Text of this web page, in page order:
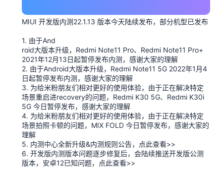
MIUI 开发版内测22.1.13 版本今天陆续发布，部分机型已发布
1. 由于And
roid大版本升级，Redmi Note11 Pro、Redmi Note11 Pro+
2021年12月13日起暂停发布内测，感谢大家的理解
2. 由于Android大版本升级，Redmi Note11 5G 2022年1月4
日起暂停发布内测，感谢大家的理解
3. 为给米粉朋友们相对更好的使用体验，由于正在解决特定
场景重启进recovery的问题，Redmi K30 5G、Redmi K30i
5G 今日暂停发布，感谢大家的理解
4. 为给米粉朋友们相对更好的使用体验，由于正在解决特定
场景拍照卡顿的问题，MIX FOLD 今日暂停发布，感谢大家的
理解
5. 内测中心全新升级&内测规则公告，点此查看>>
6. 开发版内测版本问题逐步修复后，会陆续推送开发版公测
版本，安卓12已知问题，点此查看>>